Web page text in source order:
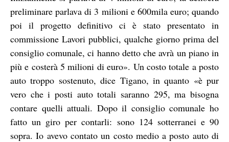
preliminare parlava di 3 milioni e 600mila euro; quando
poi il progetto definitivo ci è stato presentato in
commissione Lavori pubblici, qualche giorno prima del
consiglio comunale, ci hanno detto che avrà un piano in
più e costerà 5 milioni di euro». Un costo totale a posto
auto troppo sostenuto, dice Tigano, in quanto «è pur
vero che i posti auto totali saranno 295, ma bisogna
contare quelli attuali. Dopo il consiglio comunale ho
fatto un giro per contarli: sono 124 sotterranei e 90
sopra. Io avevo contato un costo medio a posto auto di